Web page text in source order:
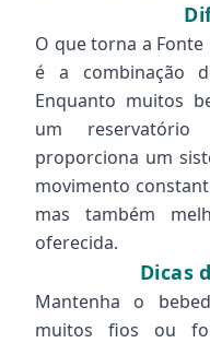
O que torna a
é a combinação
Enquanto muitos
um
proporciona um
movimento
mas também
oferecida.
Dicas
Mantenha o
muitos fios ou